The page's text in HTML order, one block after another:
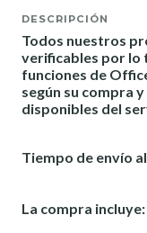
DESCRIPCIÓN
Todos nuestros
verificables por lo
funciones de
según su compra
disponibles del
Tiempo de envío
La compra incluye: